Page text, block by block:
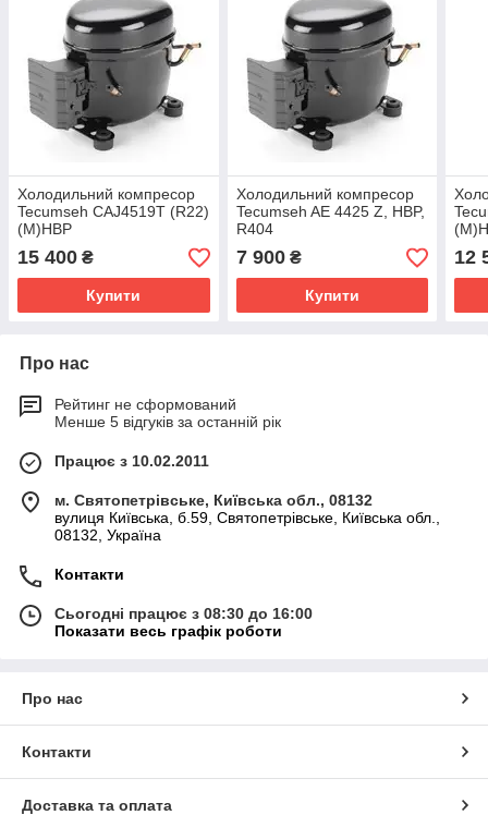
Холодильний компресор
Tecumseh CAJ4519T (R22)
(M)HBP
15 400 ₴
Купити
Холодильний компресор
Tecumseh AE 4425 Z, HBP,
R404
7 900₴
Купити
12
Про нас
Рейтинг не сформований
Менше 5 відгуків за останній рік
Працює з 10.02.2011
м. Святопетрівське, Київська обл., 08132
вулиця Київська, б.59, Святопетрівське, Київська обл.,
08132, Україна
Контакти
Сьогодні працює з 08:30 до 16:00
Показати весь графік роботи
Про нас
Контакти
Доставка та оплата